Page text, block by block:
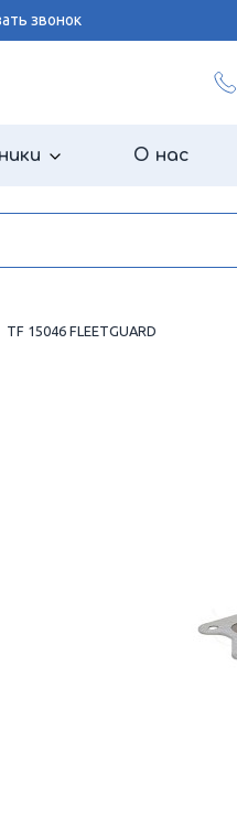
звонок
О нас
TF 15046 FLEETGUARD